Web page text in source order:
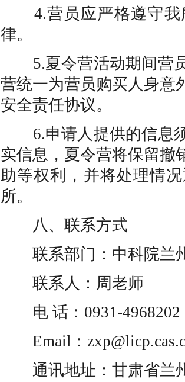
4.营员应严格遵守
律。
5.夏令营活动期间营
营统一为营员购买人身意
安全责任协议。
6.申请人提供的信息
实信息，夏令营将保留撤
助等权利，并将处理情
所。
八、联系方式
联系部门：中科院兰
联系人：周老师
电 话： 0931-4968202
Email ：
通讯地址：甘肃省兰